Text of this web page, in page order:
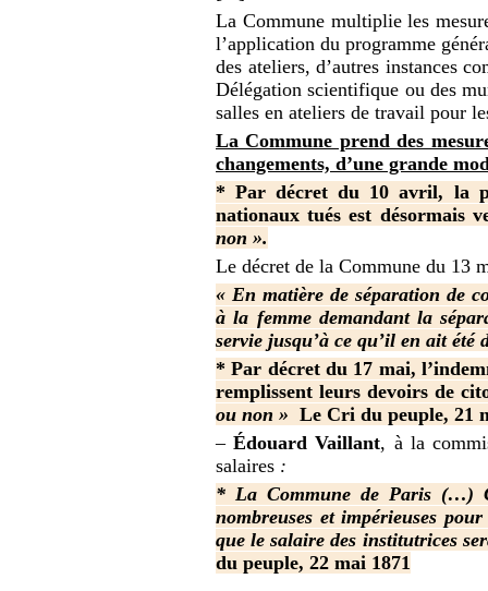
La Commune multiplie les
l’application du programme
des ateliers, d’autres instances
Délégation scientifique ou des
salles en ateliers de travail pour
La Commune prend des
changements, d’une grande
* Par décret du 10 avril, la
nationaux tués est désormais
non ».
Le décret de la Commune du 13
« En matière de séparation de
à la femme demandant la
servie jusqu’à ce qu’il en ait
* Par décret du 17 mai,
remplissent leurs devoirs de
ou non » Le Cri du peuple, 21
–Édouard Vaillant, à la
salaires :
* La Commune de Paris (…)
nombreuses et impérieuses
que le salaire des institutrices
du peuple, 22 mai 1871